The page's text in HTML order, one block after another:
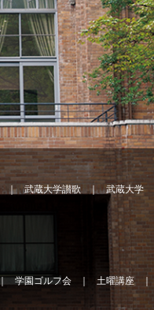
武蔵大学讃歌 武蔵大学
学園ゴルフ会 土曜講座